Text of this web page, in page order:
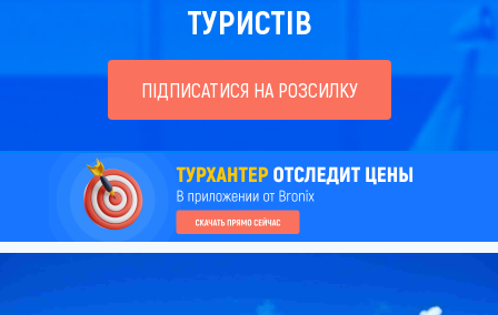
ТУРИСТІВ
ПІДПИСАТИСЯ НА РОЗСИЛКУ